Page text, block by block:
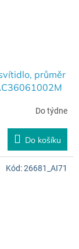
průměr
Do týdne
Do košíku
Kód:26681_AI71